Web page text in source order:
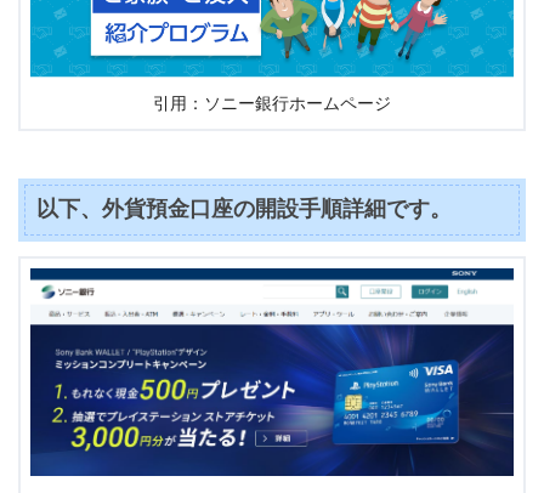
引用：ソニー銀行ホームページ
以下、外貨預金口座の開設手順詳細です。